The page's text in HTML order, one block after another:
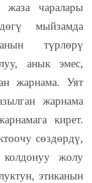
чаралары
мыйзамда
түрлөрү
анык эмес,
жарнама. Уят
жарнама
кирет.
сөздөрдү,
колдонуу жолу
этиканын